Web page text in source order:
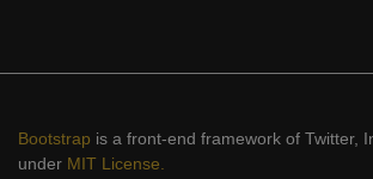
Bootstrap is a front-end framework of Twitter,
under MIT License.